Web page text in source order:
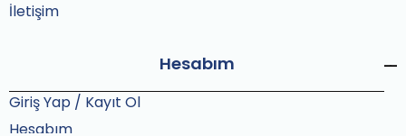
İletişim
Hesabım
Giriş Yap / Kayıt Ol
Hesabım